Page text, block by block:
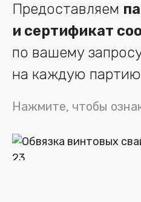
Предоставляем
и сертификат
по вашему
на каждую
Нажмите, чтобы